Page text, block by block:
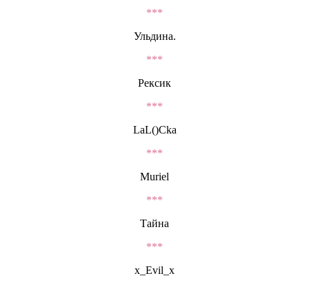
***
Ульдина.
***
Рексик
***
LaL()Cka
***
Muriel
***
Тайна
***
x_Evil_x